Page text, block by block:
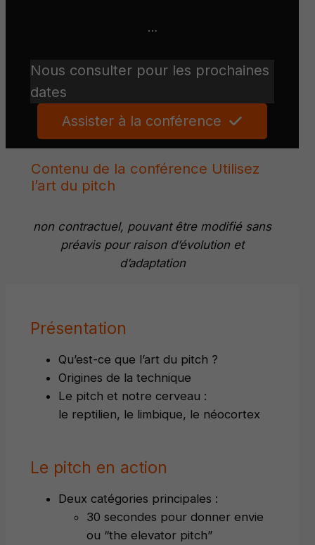
…
Nous consulter pour les prochaines
dates
Assister à la conférence
Contenu de la conférence Utilisez
l’art du pitch
non contractuel, pouvant être modifié sans
préavis pour raison d’évolution et
d’adaptation
Présentation
Qu’est-ce que l’art du pitch ?
Origines de la technique
Le pitch et notre cerveau :
le reptilien, le limbique, le néocortex
Le pitch en action
Deux catégories principales :
30 secondes pour donner envie
ou “the elevator pitch”